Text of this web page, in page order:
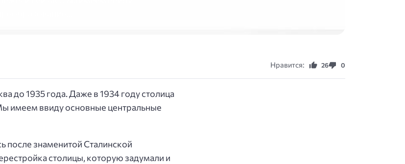
Нравится: 26 0
до 1935 года. Даже в 1934 году столица
имеем ввиду основные центральные
после знаменитой Сталинской
столицы, которую задумали и